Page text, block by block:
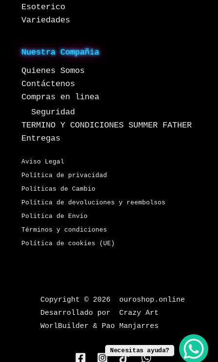
Esoterico
Variedades
Nuestra Compañia
Quienes Somos
Contáctenos
Compras en linea
Seguridad
TERMINO Y CONDICIONES SUMMER FATHER
Entregas
Aviso Legal
Política de privacidad
Políticas de Cambio
Política de devoluciones y reembolsos
Politica de Envio
Términos y condiciones
Política de cookies (UE)
Copyright © 2026 ouroshop.online
Desarrollado por Crazy Art
WorlBuilder & Pao Manjarres
Necesitas ayuda?